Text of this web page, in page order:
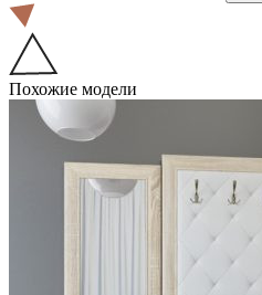
Похожие модели